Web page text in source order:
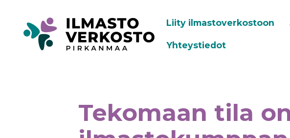
Liity ilmastoverkostoon
Yhteystiedot
Tekomaan tila